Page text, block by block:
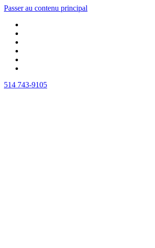
Passer au contenu principal
514 743-9105